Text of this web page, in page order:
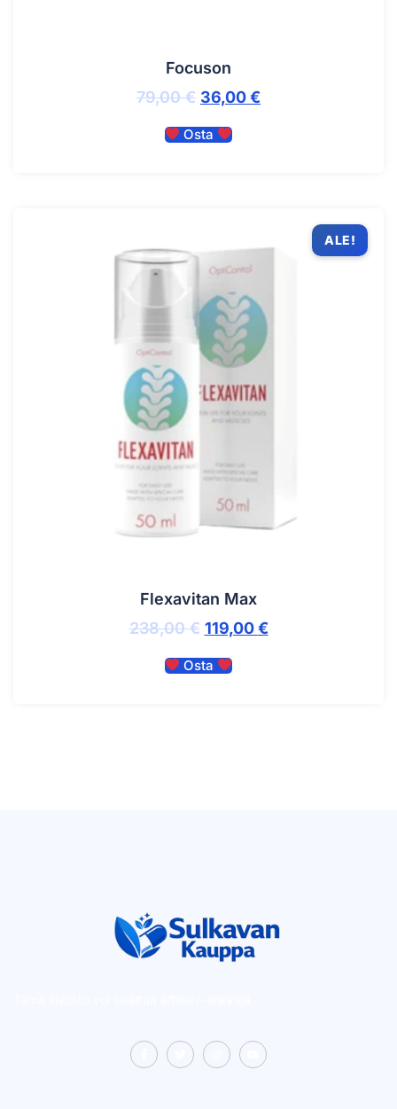
Focuson
79,00€ 36,00€
Osta
ALE!
Flexavitan Max
238,00€ 119,00€
Osta